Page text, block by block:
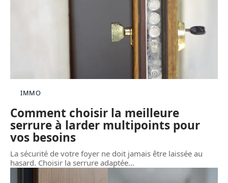
IMMO
Comment choisir la meilleure
serrure à larder multipoints pour
vos besoins
La sécurité de votre foyer ne doit jamais être laissée au
hasard. Choisir la serrure adaptée…